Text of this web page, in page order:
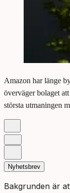
Amazon har länge
överväger bolaget
största utmaningen
Nyhetsbrev
Bakgrunden är